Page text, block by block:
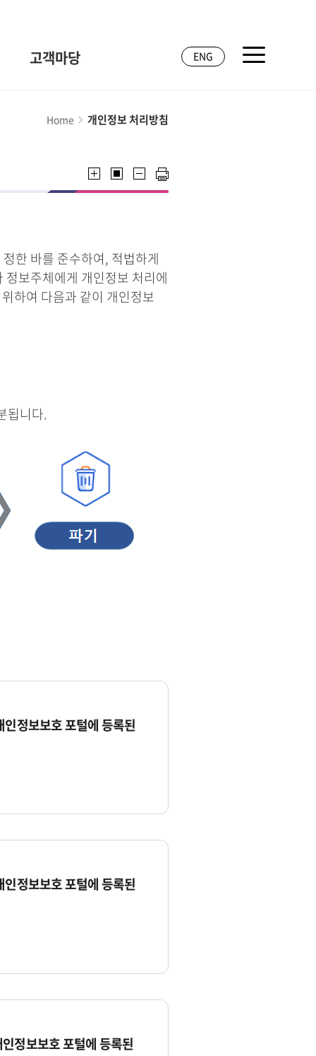
고객마당 ENG
Home 개인정보 처리방침
한 바를 준수하여, 적법하게
보주체에게 개인정보 처리에
하여 다음과 같이 개인정보
됩니다.
정보보호 포털에 등록된
정보보호 포털에 등록된
정보보호 포털에 등록된